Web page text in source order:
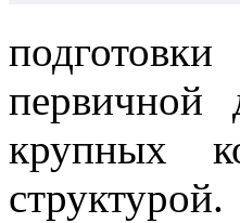
крупных
структурой.